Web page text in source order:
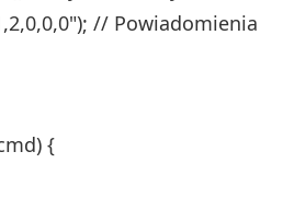
// Powiadomienia
{